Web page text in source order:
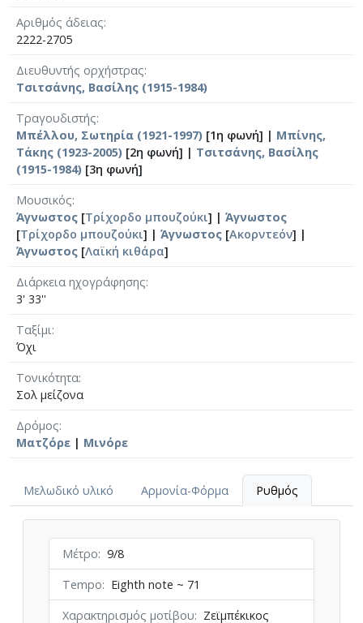
Αριθμός άδειας
2222-2705
Διευθυντής ορχήστρας
Τσιτσάνης, Βασίλης (1915-1984)
Τραγουδιστής
Μπέλλου, Σωτηρία (1921-1997) [1η φωνή] | Μπίνης,
Τάκης (1923-2005) [2η φωνή] | Τσιτσάνης, Βασίλης
(1915-1984) [3η φωνή]
Μουσικός
Άγνωστος [Τρίχορδο μπουζούκι] | Άγνωστος
[Τρίχορδο μπουζούκι] | Άγνωστος [Ακορντεόν] |
Άγνωστος [Λαϊκή κιθάρα]
Διάρκεια ηχογράφησης
3' 33''
Ταξίμι
Όχι
Τονικότητα
Σολ μείζονα
Δρόμος
Ματζόρε | Μινόρε
Μελωδικό υλικό Αρμονία-Φόρμα Ρυθμός
Μέτρο
9/8
Tempo
Eighth note ~ 71
Χαρακτηρισμός μοτίβου
Ζεϊμπέκικος